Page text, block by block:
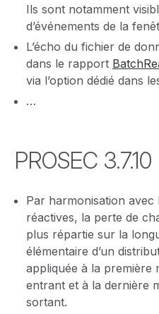
Ils sont notamment
d’événements de la
L’écho du fichier de
dans le rapport
via l’option dédié dans
…
PROSEC 3.7.10
Par harmonisation
réactives, la perte de
plus répartie sur la
élémentaire d’un
appliquée à la première
entrant et à la dernière
sortant.